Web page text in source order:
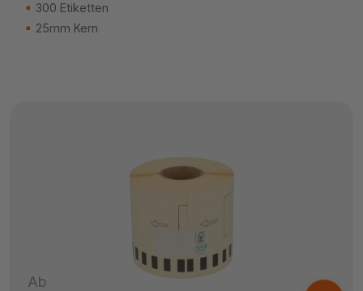
300 Etiketten
25mm Kern
Ab